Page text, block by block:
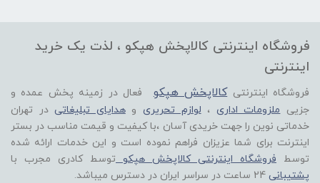
فروشگاه اینترنتی کالاپخش هپکو ، لذت یک خرید
اینترنتی
فروشگاه اینترنتی کالاپخش هپکو
فعال در زمینه پخش عمده و
جزیی ملزومات اداری ، لوازم تحریری وهدایای تبلیغاتیدر تهران
خدماتی نوین را جهت خریدی آسان ،با کیفیت و قیمت مناسب در بستر
اینترنت برای شما عزیزان فراهم نموده است و این خدمات ارائه شده
توسط فروشگاه اینترنتی کالاپخش هپکو
توسط کادری مجرب با
پشتیبانی